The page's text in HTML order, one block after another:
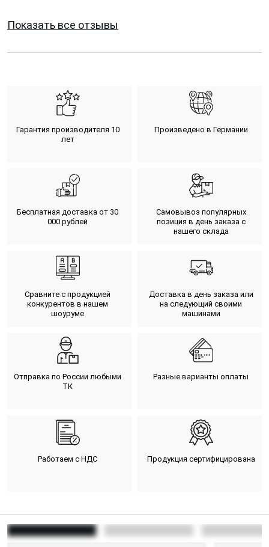
Показать все отзывы
Гарантия производителя 10
лет
Произведено в Германии
Бесплатная доставка от 30
000 рублей
Самовывоз популярных
позиция в день заказа с
нашего склада
Сравните с продукцией
конкурентов в нашем
шоуруме
Доставка в день заказа или
на следующий своими
машинами
Отправка по России любыми
ТК
Разные варианты оплаты
Работаем с НДС Продукция сертифицирована